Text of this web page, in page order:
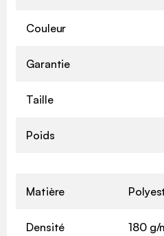
Couleur
Garantie
Taille
Poids
Matière
Densité 180 g/